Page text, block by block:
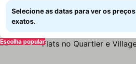
Selecione as datas para ver os preços
exatos.
Escolha popular